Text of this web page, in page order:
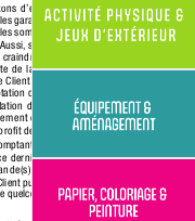
d’exécuter le sont,
garanties ﬁnancières
sommes dues à leur
Aussi, si notre Société a
des difﬁcultés
de la Commande, ou
Client ne présente pas
de la Commande,
de la Commande
comptant ou à la
de notre Société.
dernier, notre Société
passée(s) et de
puisse arguer d’un
quelconque indemnité.